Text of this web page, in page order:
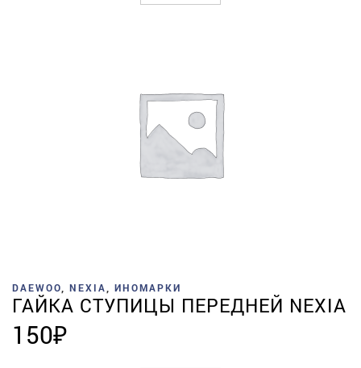
DAEWOO NEXIA ИНОМАРКИ
ГАЙКА СТУПИЦЫ ПЕРЕДНЕЙ NEXIA
150₽